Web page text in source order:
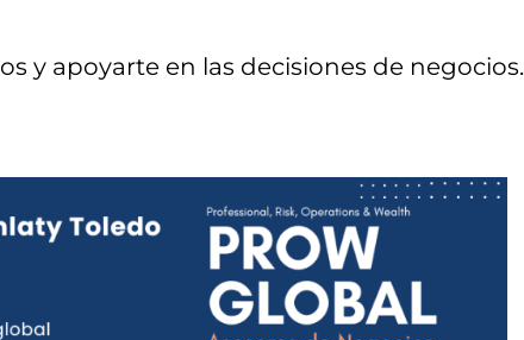
y apoyarte en las decisiones de negocios.